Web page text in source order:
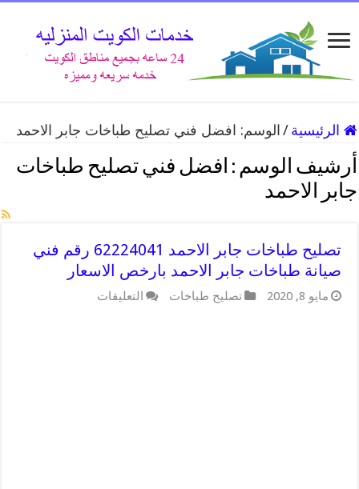
الرئيسية / الوسم: افضل فني تصليح طباخات جابر الاحمد
أرشيف الوسم : افضل فني تصليح طباخات
جابر الاحمد
تصليح طباخات جابر الاحمد 62224041 رقم فني
صيانة طباخات جابر الاحمد بارخص الاسعار
مايو 8, 2020 تصليح طباخات التعليقات